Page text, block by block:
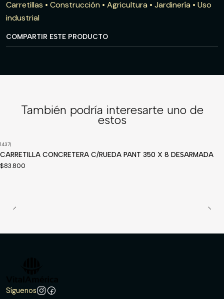
Carretillas • Construcción • Agricultura • Jardinería • Uso
industrial
COMPARTIR ESTE PRODUCTO
También podría interesarte uno de
estos
1437|
CARRETILLA CONCRETERA C/RUEDA PANT 350 X 8 DESARMADA
$83.800
Síguenos